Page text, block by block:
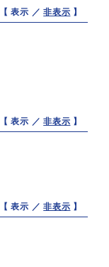
【 表示 ／非表示 】
【 表示 ／非表示 】
【 表示 ／非表示 】